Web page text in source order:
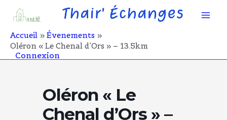
contenu
Accueil
Évenements
Oléron « Le Chenal d’Ors » – 13.5km
Connexion
Oléron « Le
Chenal d’Ors » –